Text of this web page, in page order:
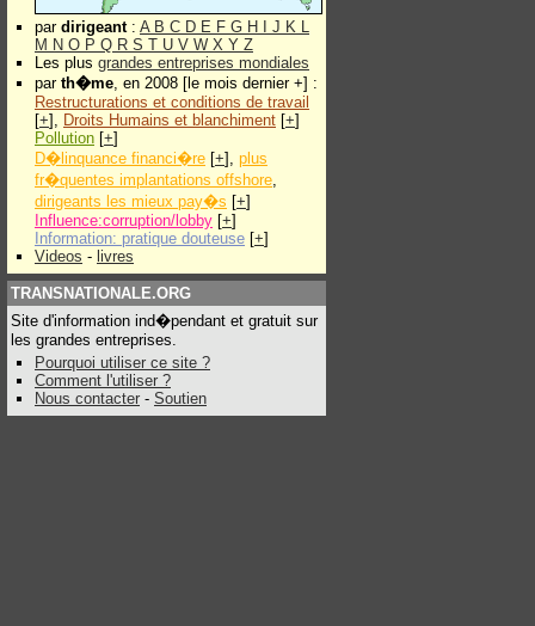
par dirigeant: A B C D E F G H J K L
M N O P Q R S T U V W X Y Z
Les plus grandes entreprises mondiales
par th�me, en 2008 [le mois dernier +] :
Restructurations et conditions de travail
[+], Droits Humains et blanchiment [+]
Pollution [+]
D�linquance financi�re [+], plus
fr�quentes implantations offshore,
dirigeants les mieux pay�s [+]
Influence:corruption/lobby [+]
Information: pratique douteuse [+]
Videos - livres
TRANSNATIONALE.ORG
Site d'information ind�pendant et gratuit sur
les grandes entreprises.
Pourquoi utiliser ce site ?
Comment l'utiliser ?
Nous contacter - Soutien